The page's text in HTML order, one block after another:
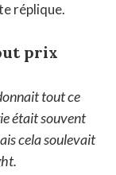
réplique.
prix
tout ce
était souvent
cela soulevait